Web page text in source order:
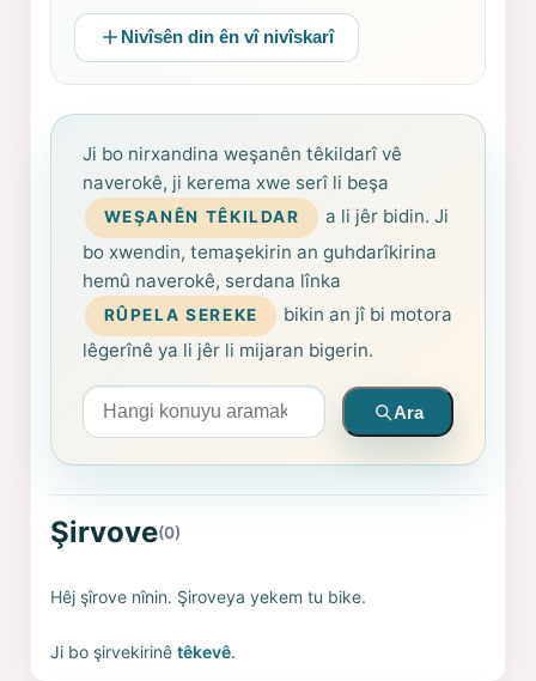
Nivîsên din ên vî nivîskarî
Ji bo nirxandina weşanên têkildarî vê
naverokê, ji kerema xwe serî li beşa
WEŞANÊN TÊKILDAR
a li jêr bidin. Ji
bo xwendin, temaşekirin an guhdarîkirina
hemû naverokê, serdana lînka
RÛPELA SEREKE
bikin an jî bi motora
lêgerînê ya li jêr li mijaran bigerin.
Arama yapın
Ara
Şirvove(0)
Hêj şîrove nînin. Şiroveya yekem tu bike.
Ji bo şirvekirinêtêkevê.